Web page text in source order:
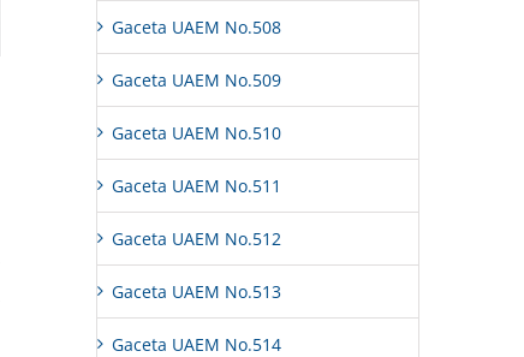
Gaceta UAEM No.508
Gaceta UAEM No.509
Gaceta UAEM No.510
Gaceta UAEM No.511
Gaceta UAEM No.512
Gaceta UAEM No.513
Gaceta UAEM No.514